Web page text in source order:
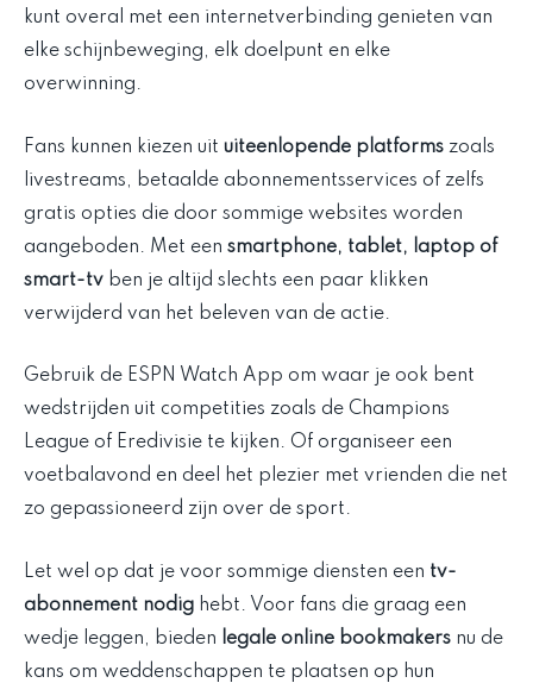
kunt overal met een internetverbinding genieten van
elke schijnbeweging, elk doelpunt en elke
overwinning.
Fans kunnen kiezen uit uiteenlopende platforms zoals
livestreams, betaalde abonnementsservices of zelfs
gratis opties die door sommige websites worden
aangeboden. Met een smartphone, tablet, laptop of
smart-tv ben je altijd slechts een paar klikken
verwijderd van het beleven van de actie.
Gebruik de ESPN Watch App om waar je ook bent
wedstrijden uit competities zoals de Champions
League of Eredivisie te kijken. Of organiseer een
voetbalavond en deel het plezier met vrienden die net
zo gepassioneerd zijn over de sport.
Let wel op dat je voor sommige diensten een tv-
abonnement nodig hebt. Voor fans die graag een
wedje leggen, bieden
legale online bookmakers nu de
kans om weddenschappen te plaatsen op hun